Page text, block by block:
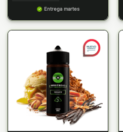
Entrega martes